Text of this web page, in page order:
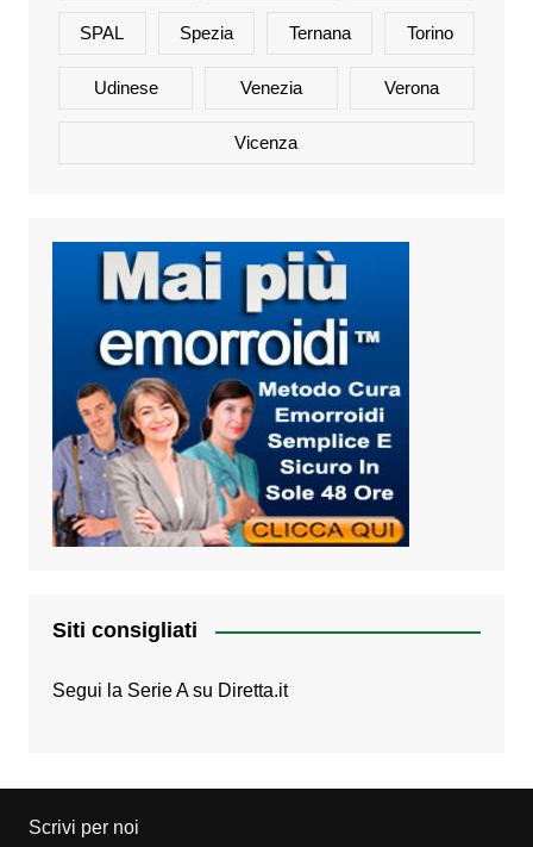
SPAL Spezia Ternana Torino
Udinese Venezia Verona
Vicenza
Siti consigliati
Segui la Serie A su Diretta.it
Scrivi per noi